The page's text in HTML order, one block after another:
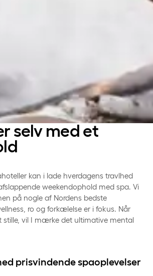
selv med et
kan i lade hverdagens travlhed
weekendophold med spa. Vi
på nogle af Nordens bedste
ro og forkælelse er i fokus. Når
stille, vil I mærke det ultimative mental
prisvindende spaoplevelser